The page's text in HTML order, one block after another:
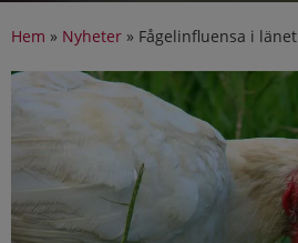
Hem » Nyheter » Fågelinfluensa i länet